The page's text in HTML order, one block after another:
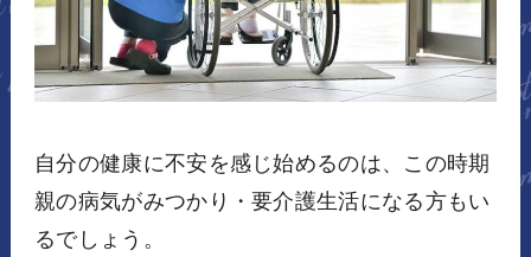
自分の健康に不安を感じ始めるのは、この時期
親の病気がみつかり・要介護生活になる方もい
るでしょう。